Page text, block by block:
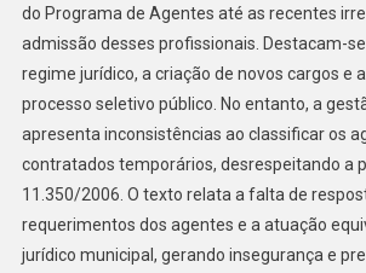
do Programa de Agentes até as recentes
admissão desses profissionais. Destacam-
regime jurídico, a criação de novos cargos e
processo seletivo público. No entanto, a
apresenta inconsistências ao classificar os
contratados temporários, desrespeitando a
11.350/2006. O texto relata a falta de
requerimentos dos agentes e a atuação
jurídico municipal, gerando insegurança e